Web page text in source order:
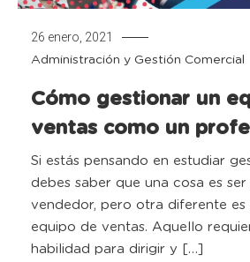
26 enero, 2021
Administración y Gestión Comercial
Cómo gestionar un
ventas como un
Si estás pensando en estudiar
debes saber que una cosa es ser
vendedor, pero otra diferente es
equipo de ventas. Aquello
habilidad para dirigir y […]